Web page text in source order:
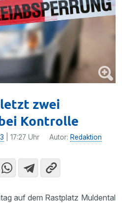
zwei
Kontrolle
| 17:27 Uhr Autor: Redaktion
auf dem Rastplatz Muldental